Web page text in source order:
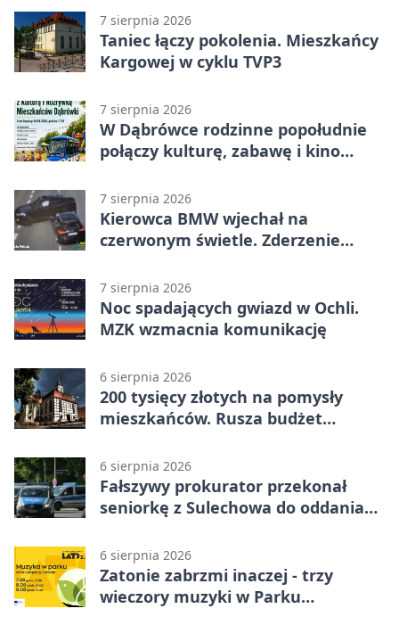
7 sierpnia 2026
Taniec łączy pokolenia. Mieszkańcy
Kargowej w cyklu TVP3
7 sierpnia 2026
W Dąbrówce rodzinne popołudnie
połączy kulturę, zabawę i kino
7 sierpnia 2026
Kierowca BMW wjechał na
czerwonym świetle. Zderzenie
7 sierpnia 2026
Noc spadających gwiazd w Ochli.
MZK wzmacnia komunikację
6 sierpnia 2026
200 tysięcy złotych na pomysły
mieszkańców. Rusza budżet
6 sierpnia 2026
Fałszywy prokurator przekonał
seniorkę z Sulechowa do oddania
6 sierpnia 2026
Zatonie zabrzmi inaczej - trzy
wieczory muzyki w Parku